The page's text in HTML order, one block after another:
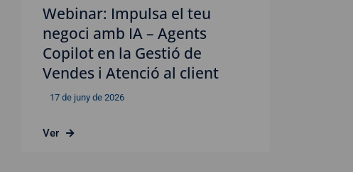
Webinar: Impulsa el teu
negoci amb IA – Agents
Copilot en la Gestió de
Vendes i Atenció al client
17 de juny de 2026
Ver